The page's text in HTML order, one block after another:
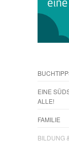
EINE
ALLE!
FAMILIE
BILDUNG